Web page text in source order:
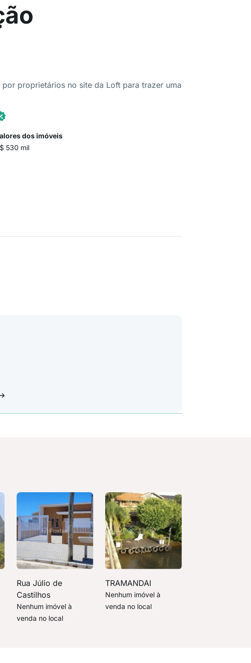
proprietários no site da Loft para trazer uma
dos imóveis
530 mil
Rua Júlio de
Castilhos
Nenhum imóvel à
venda no local
TRAMANDAI
Nenhum imóvel à
venda no local